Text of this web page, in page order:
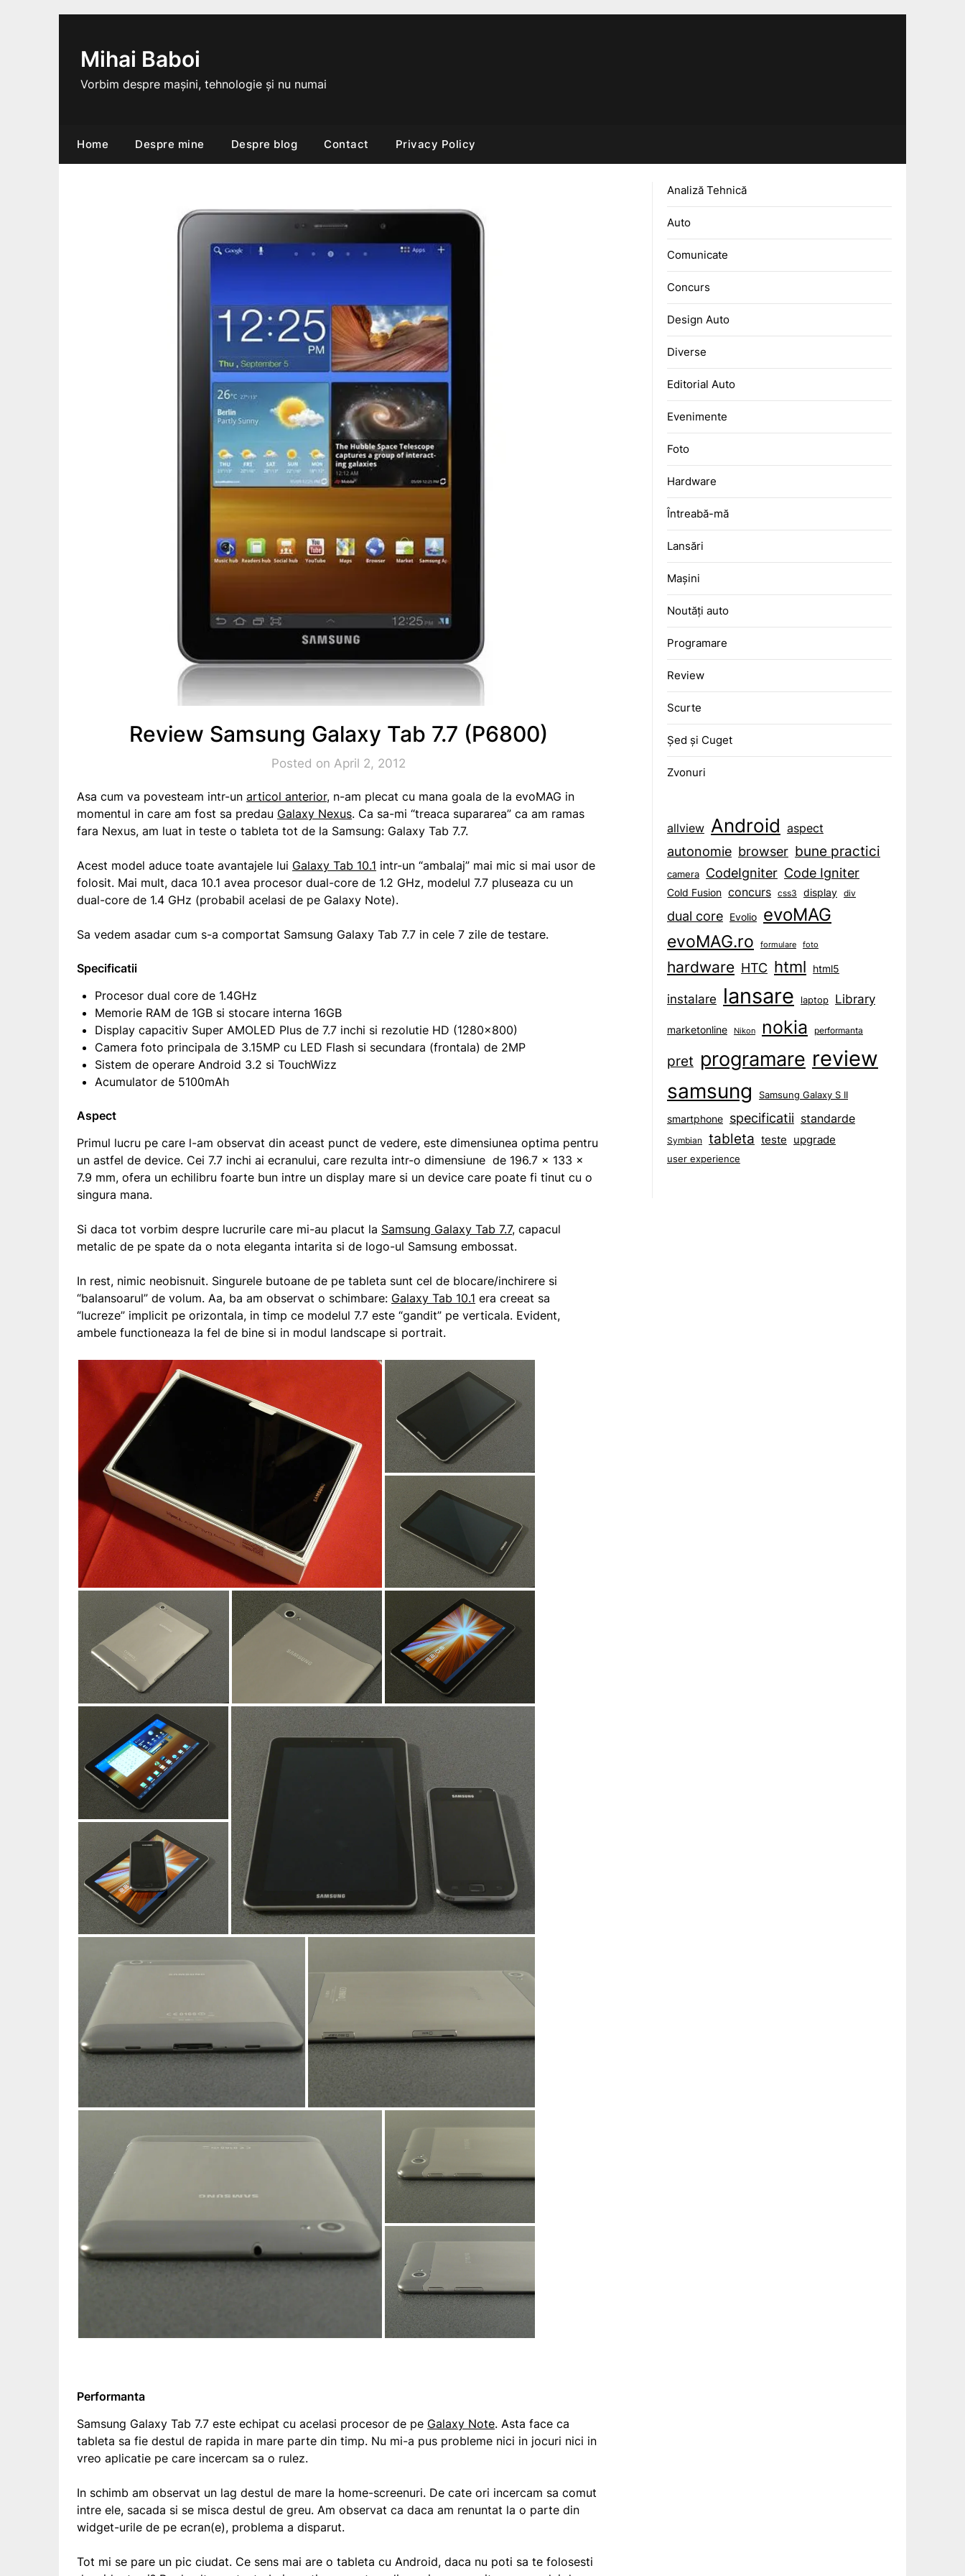
Mihai Baboi
Vorbim despre mașini, tehnologie și nu numai
Home Despre mine Despre blog Contact Privacy Policy
Review Samsung Galaxy Tab 7.7 (P6800)
Posted on April 2, 2012
Asa cum va povesteam intr-un articol anterior, n-am plecat cu mana goala de la evoMAG in
momentul in care am fost sa predau Galaxy Nexus. Ca sa-mi “treaca supararea” ca am ramas
fara Nexus, am luat in teste o tableta tot de la Samsung: Galaxy Tab 7.7.
Acest model aduce toate avantajele lui Galaxy Tab 10.1 intr-un “ambalaj” mai mic si mai usor de
folosit. Mai mult, daca 10.1 avea procesor dual-core de 1.2 GHz, modelul 7.7 pluseaza cu un
dual-core de 1.4 GHz (probabil acelasi de pe Galaxy Note).
Sa vedem asadar cum s-a comportat Samsung Galaxy Tab 7.7 in cele 7 zile de testare.
Specificatii
Procesor dual core de 1.4GHz
Memorie RAM de 1GB si stocare interna 16GB
Display capacitiv Super AMOLED Plus de 7.7 inchi si rezolutie HD (1280×800)
Camera foto principala de 3.15MP cu LED Flash si secundara (frontala) de 2MP
Sistem de operare Android 3.2 si TouchWizz
Acumulator de 5100mAh
Aspect
Primul lucru pe care l-am observat din aceast punct de vedere, este dimensiunea optima pentru
un astfel de device. Cei 7.7 inchi ai ecranului, care rezulta intr-o dimensiune de 196.7 x 133 x
7.9 mm, ofera un echilibru foarte bun intre un display mare si un device care poate fi tinut cu o
singura mana.
Si daca tot vorbim despre lucrurile care mi-au placut la Samsung Galaxy Tab 7.7, capacul
metalic de pe spate da o nota eleganta intarita si de logo-ul Samsung embossat.
In rest, nimic neobisnuit. Singurele butoane de pe tableta sunt cel de blocare/inchirere si
“balansoarul” de volum. Aa, ba am observat o schimbare: Galaxy Tab 10.1 era creeat sa
“lucreze” implicit pe orizontala, in timp ce modelul 7.7 este “gandit” pe verticala. Evident,
ambele functioneaza la fel de bine si in modul landscape si portrait.
Performanta
Samsung Galaxy Tab 7.7 este echipat cu acelasi procesor de pe Galaxy Note. Asta face ca
tableta sa fie destul de rapida in mare parte din timp. Nu mi-a pus probleme nici in jocuri nici in
vreo aplicatie pe care incercam sa o rulez.
In schimb am observat un lag destul de mare la home-screenuri. De cate ori incercam sa comut
intre ele, sacada si se misca destul de greu. Am observat ca daca am renuntat la o parte din
widget-urile de pe ecran(e), problema a disparut.
Tot mi se pare un pic ciudat. Ce sens mai are o tableta cu Android, daca nu poti sa te folosesti
Analiză Tehnică
Auto
Comunicate
Concurs
Design Auto
Diverse
Editorial Auto
Evenimente
Foto
Hardware
Întreabă-mă
Lansări
Mașini
Noutăți auto
Programare
Review
Scurte
Șed și Cuget
Zvonuri
allview Android aspect
autonomie browser bune practici
camera CodeIgniter Code Igniter
Cold Fusion concurs css3 display div
dual core Evolio evoMAG
evoMAG.ro formulare foto
hardware HTC html html5
instalare lansare laptop Library
marketonline Nikon nokia performanta
pret programare review
samsung Samsung Galaxy S II
smartphone specificatii standarde
Symbian tableta teste upgrade
user experience